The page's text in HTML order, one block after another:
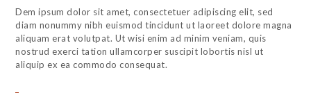
Dem ipsum dolor sit amet, consectetuer adipiscing elit, sed
diam nonummy nibh euismod tincidunt ut laoreet dolore magna
aliquam erat volutpat. Ut wisi enim ad minim veniam, quis
nostrud exerci tation ullamcorper suscipit lobortis nisl ut
aliquip ex ea commodo consequat.